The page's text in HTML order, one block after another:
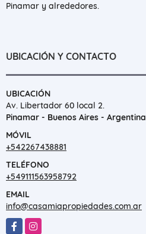
Pinamar y alrededores.
UBICACIÓN Y CONTACTO
UBICACIÓN
Av. Libertador 60 local 2.
Pinamar - Buenos Aires - Argentina
MÓVIL
+542267438881
TELÉFONO
+549111563958792
EMAIL
info@casamiapropiedades.com.ar
FacebookInstagram